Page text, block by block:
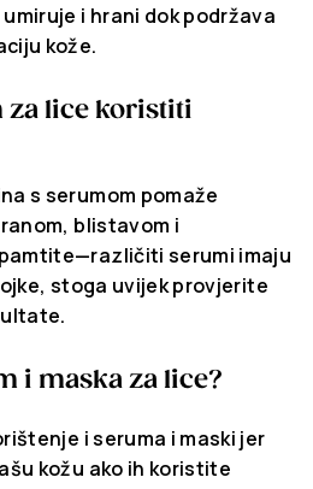
i hrani dok podržava
kože.
za lice koristiti
s serumom pomaže
blistavom i
serumi imaju
stoga uvijek provjerite
i maska za lice?
i seruma i maski jer
kožu ako ih koristite